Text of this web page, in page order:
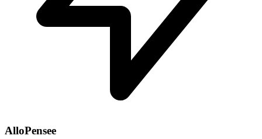
AlloPensee